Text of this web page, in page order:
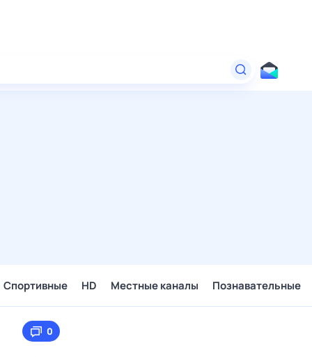
Спортивные HD Местные каналы Познавательные
0